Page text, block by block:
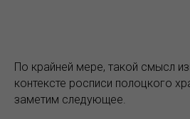
По крайней мере, такой смысл
контексте росписи полоцкого
заметим следующее.